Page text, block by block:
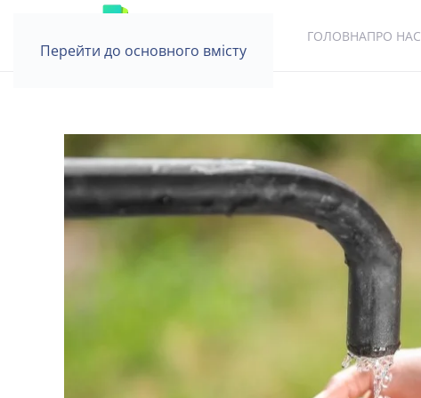
Перейти до основного вмісту
ГОЛОВНАПРО НАС